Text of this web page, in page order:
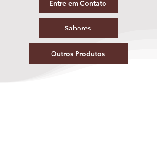
Entre em Contato
Sabores
Outros Produtos